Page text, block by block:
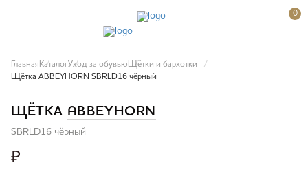
0
Главная КаталогУход за обувью Щётки и бархотки
Щётка ABBEYHORN SBRLD16 чёрный
ЩЁТКА ABBEYHORN
SBRLD16 чёрный
₽